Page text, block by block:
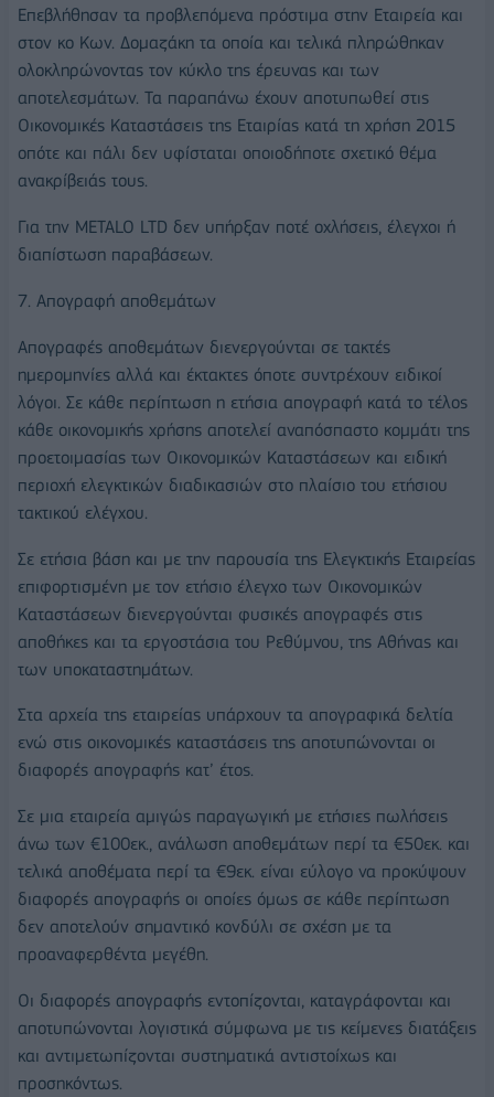
Επεβλήθησαν τα προβλεπόμενα πρόστιμα στην Εταιρεία και
στον κο Κων. Δομαζάκη τα οποία και τελικά πληρώθηκαν
ολοκληρώνοντας τον κύκλο της έρευνας και των
αποτελεσμάτων. Τα παραπάνω έχουν αποτυπωθεί στις
Οικονομικές Καταστάσεις της Εταιρίας κατά τη χρήση 2015
οπότε και πάλι δεν υφίσταται οποιοδήποτε σχετικό θέμα
ανακρίβειάς τους.
Για την METALO LTD δεν υπήρξαν ποτέ οχλήσεις, έλεγχοι ή
διαπίστωση παραβάσεων.
7. Απογραφή αποθεμάτων
Απογραφές αποθεμάτων διενεργούνται σε τακτές
ημερομηνίες αλλά και έκτακτες όποτε συντρέχουν ειδικοί
λόγοι. Σε κάθε περίπτωση η ετήσια απογραφή κατά το τέλος
κάθε οικονομικής χρήσης αποτελεί αναπόσπαστο κομμάτι της
προετοιμασίας των Οικονομικών Καταστάσεων και ειδική
περιοχή ελεγκτικών διαδικασιών στο πλαίσιο του ετήσιου
τακτικού ελέγχου.
Σε ετήσια βάση και με την παρουσία της Ελεγκτικής Εταιρείας
επιφορτισμένη με τον ετήσιο έλεγχο των Οικονομικών
Καταστάσεων διενεργούνται φυσικές απογραφές στις
αποθήκες και τα εργοστάσια του Ρεθύμνου, της Αθήνας και
των υποκαταστημάτων.
Στα αρχεία της εταιρείας υπάρχουν τα απογραφικά δελτία
ενώ στις οικονομικές καταστάσεις της αποτυπώνονται οι
διαφορές απογραφής κατ’ έτος.
Σε μια εταιρεία αμιγώς παραγωγική με ετήσιες πωλήσεις
άνω των €100εκ., ανάλωση αποθεμάτων περί τα €50εκ. και
τελικά αποθέματα περί τα €9εκ. είναι εύλογο να προκύψουν
διαφορές απογραφής οι οποίες όμως σε κάθε περίπτωση
δεν αποτελούν σημαντικό κονδύλι σε σχέση με τα
προαναφερθέντα μεγέθη.
Οι διαφορές απογραφής εντοπίζονται, καταγράφονται και
αποτυπώνονται λογιστικά σύμφωνα με τις κείμενες διατάξεις
και αντιμετωπίζονται συστηματικά αντιστοίχως και
προσηκόντως.